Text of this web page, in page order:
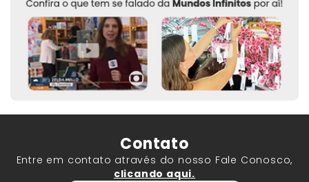
Contato
Entre em contato através do nosso Fale Conosco,
clicando aqui.